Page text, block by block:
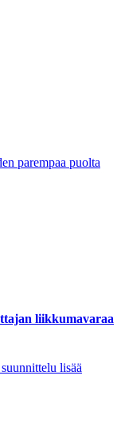
parempaa puolta
liikkumavaraa
lisää